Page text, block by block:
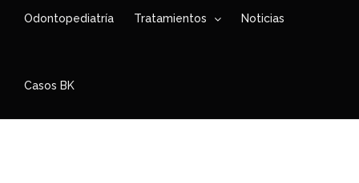
Odontopediatría Tratamientos Noticias
Casos BK